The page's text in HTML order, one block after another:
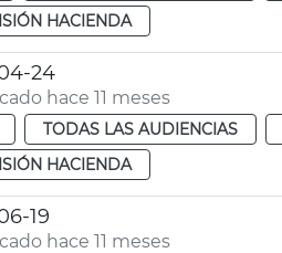
HACIENDA
24
hace 11 meses
TODAS LAS AUDIENCIAS
HACIENDA
19
hace 11 meses